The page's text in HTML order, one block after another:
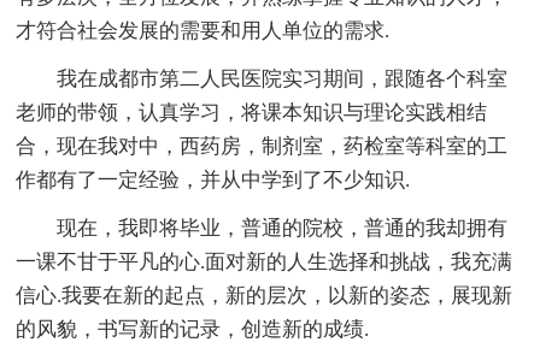
才符合社会发展的需要和用人单位的需求.
我在成都市第二人民医院实习期间，跟随各个科室
老师的带领，认真学习，将课本知识与理论实践相结
合，现在我对中，西药房，制剂室，药检室等科室的工
作都有了一定经验，并从中学到了不少知识.
现在，我即将毕业，普通的院校，普通的我却拥有
一课不甘于平凡的心.面对新的人生选择和挑战，我充满
信心.我要在新的起点，新的层次，以新的姿态，展现新
的风貌，书写新的记录，创造新的成绩.